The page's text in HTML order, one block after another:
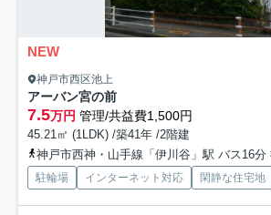
NEW
神戸市西区池上
アーバン宮の前
7.5万円 管理/共益費1,500円
45.21㎡ (1LDK) /築41年 /2階建
神戸市西神・山手線「伊川谷」駅 バス16分 神姫バス「
駐輪場 インターネット対応 閑静な住宅地